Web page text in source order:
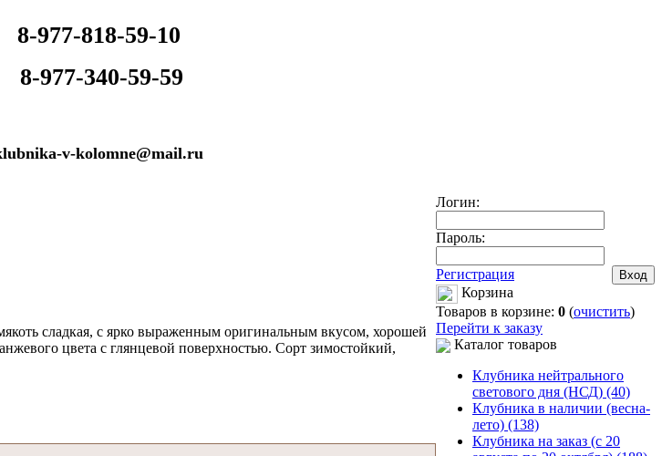
8-977-818-59-10
8-977-340-59-59
v-kolomne@mail.ru
сладкая, с ярко выраженным оригинальным вкусом, хорошей
цвета с глянцевой поверхностью. Сорт зимостойкий,
Логин:
Пароль:
Регистрация
Корзина
Товаров в корзине: 0 (очистить)
Перейти к заказу
Каталог товаров
Клубника нейтрального
светового дня (НСД) (40)
Клубника в наличии (весна-
лето) (138)
Клубника на заказ (с 20